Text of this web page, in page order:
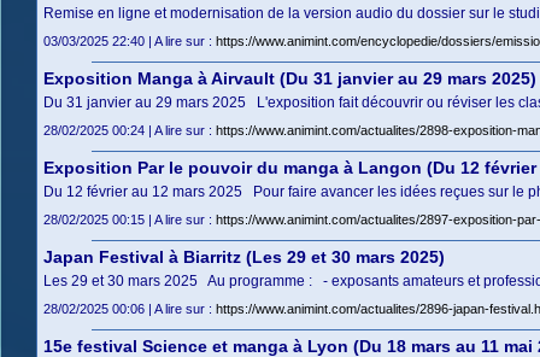
Remise en ligne et modernisation de la version audio du dossier sur le
03/03/2025 22:40 | A lire sur : https://www.animint.com/encyclopedie/dossiers/
Exposition Manga à Airvault (Du 31 janvier au 29 mars 2025)
Du 31 janvier au 29 mars 2025 L'exposition fait découvrir ou réviser les
28/02/2025 00:24 | A lire sur : https://www.animint.com/actualites/2898-exposition-
Exposition Par le pouvoir du manga à Langon (Du 12 février
Du 12 février au 12 mars 2025 Pour faire avancer les idées reçues sur le
28/02/2025 00:15 | A lire sur : https://www.animint.com/actualites/2897-exposition-
Japan Festival à Biarritz (Les 29 et 30 mars 2025)
Les 29 et 30 mars 2025 Au programme : - exposants amateurs et
28/02/2025 00:06 | A lire sur : https://www.animint.com/actualites/2896-japan-
15e festival Science et manga à Lyon (Du 18 mars au 11 mai